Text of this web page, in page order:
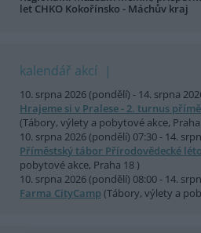
let CHKO Kokořínsko - Máchův kraj
kalendář akcí
10. srpna 2026 (pondělí) - 14. srpna
Hrajeme si v Pralese - 2. turnus
(Tábory, výlety a pobytové akce, Praha
10. srpna 2026 (pondělí) 07:30 - 14.
Příměstský tábor Přírodovědecké
pobytové akce, Praha 18 )
10. srpna 2026 (pondělí) 08:00 - 14.
Farma CityCamp (Tábory, výlety a